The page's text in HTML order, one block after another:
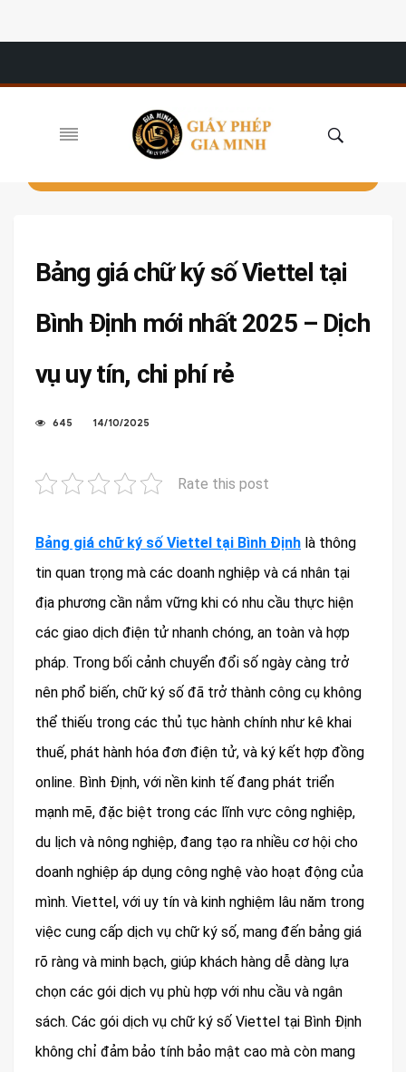
Bảng giá chữ ký số Viettel tại
Bình Định mới nhất 2025 – Dịch
vụ uy tín, chi phí rẻ
645 14/10/2025
Rate this post
Bảng giá chữ ký số Viettel tại Bình Định là thông
tin quan trọng mà các doanh nghiệp và cá nhân tại
địa phương cần nắm vững khi có nhu cầu thực hiện
các giao dịch điện tử nhanh chóng, an toàn và hợp
pháp. Trong bối cảnh chuyển đổi số ngày càng trở
nên phổ biến, chữ ký số đã trở thành công cụ không
thể thiếu trong các thủ tục hành chính như kê khai
thuế, phát hành hóa đơn điện tử, và ký kết hợp đồng
online. Bình Định, với nền kinh tế đang phát triển
mạnh mẽ, đặc biệt trong các lĩnh vực công nghiệp,
du lịch và nông nghiệp, đang tạo ra nhiều cơ hội cho
doanh nghiệp áp dụng công nghệ vào hoạt động của
mình. Viettel, với uy tín và kinh nghiệm lâu năm trong
việc cung cấp dịch vụ chữ ký số, mang đến bảng giá
rõ ràng và minh bạch, giúp khách hàng dễ dàng lựa
chọn các gói dịch vụ phù hợp với nhu cầu và ngân
sách. Các gói dịch vụ chữ ký số Viettel tại Bình Định
không chỉ đảm bảo tính bảo mật cao mà còn mang